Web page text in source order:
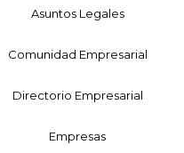
Asuntos Legales
Comunidad Empresarial
Directorio Empresarial
Empresas